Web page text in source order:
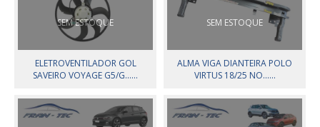
SEM ESTOQUE
ELETROVENTILADOR GOL
SAVEIRO VOYAGE G5/G......
SEM ESTOQUE
ALMA VIGA DIANTEIRA POLO
VIRTUS 18/25 NO......